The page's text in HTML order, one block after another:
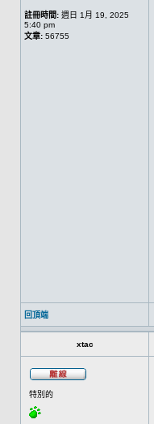
註冊時間: 週日 1月 19, 2025
5:40 pm
文章: 56755
回頂端
xtac
特別的